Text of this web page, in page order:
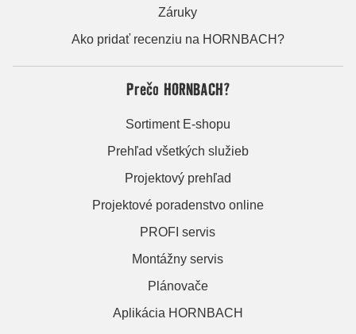
Záruky
Ako pridať recenziu na HORNBACH?
Prečo HORNBACH?
Sortiment E-shopu
Prehľad všetkých služieb
Projektový prehľad
Projektové poradenstvo online
PROFI servis
Montážny servis
Plánovače
Aplikácia HORNBACH